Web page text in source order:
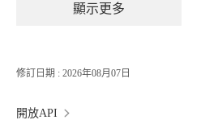
顯示更多
修訂日期 : 2026年08月07日
開放API